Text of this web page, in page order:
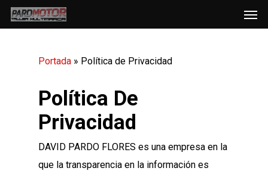
Skip
to
Portada » Política de Privacidad
Política De
Privacidad
DAVID PARDO FLORES es una empresa en la
que la transparencia en la información es